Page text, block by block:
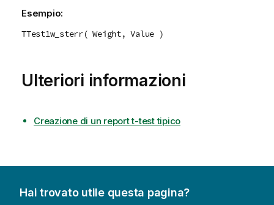
Esempio:
TTest1w_sterr( Weight, Value )
Ulteriori informazioni
Creazione di un report t-test tipico
Hai trovato utile questa pagina?